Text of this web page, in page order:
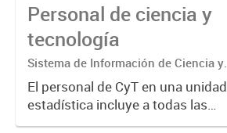
Personal de ciencia y
tecnología
Sistema de Información de Ciencia y
Tecnología Argentino (SICYTAR)
El personal de CyT en una unidad
estadística incluye a todas las
personas involucradas